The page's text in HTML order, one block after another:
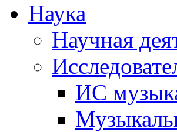
Наука
Научная
ИС